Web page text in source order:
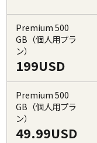
Premium 500
GB（個人用プラ
ン）
199USD
Premium 500
GB（個人用プラ
ン）
49.99USD